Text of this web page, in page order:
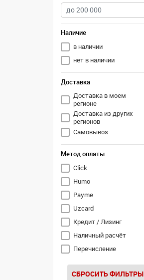
Наличие
в наличии
нет в наличии
Доставка
Доставка в моем
регионе
Доставка из других
регионов
Самовывоз
Метод оплаты
Click
Humo
Payme
Uzcard
Кредит / Лизинг
Наличный расчёт
Перечисление
СБРОСИТЬ ФИЛЬТРЫ